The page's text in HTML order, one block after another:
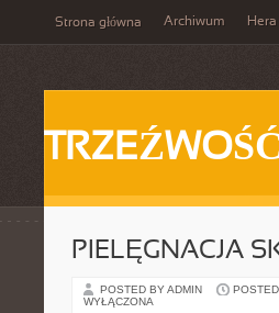
Strona główna Archiwum Hera
PIELĘGNACJA
POSTED BY ADMIN
WYŁĄCZONA